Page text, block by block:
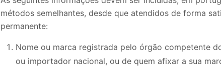
métodos semelhantes, desde que atendidos de forma
permanente:
Nome ou marca registrada pelo órgão competente
ou importador nacional, ou de quem afixar a sua